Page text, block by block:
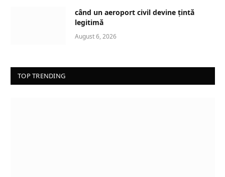
când un aeroport civil devine țintă
legitimă
August 6, 2026
TOP TRENDING